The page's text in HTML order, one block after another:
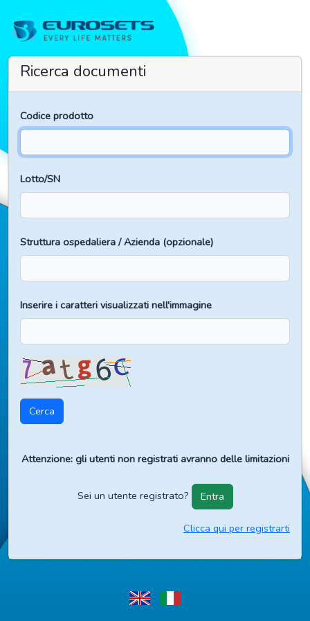
Ricerca documenti
Codice prodotto
Lotto/SN
Struttura ospedaliera / Azienda (opzionale)
Inserire i caratteri visualizzati nell'immagine
Cerca
Attenzione: gli utenti non registrati avranno delle limitazioni
Sei un utente registrato? Entra
Clicca qui per registrarti